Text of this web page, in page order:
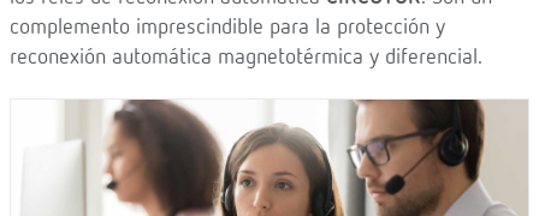
complemento imprescindible para la protección y
reconexión automática magnetotérmica y diferencial.